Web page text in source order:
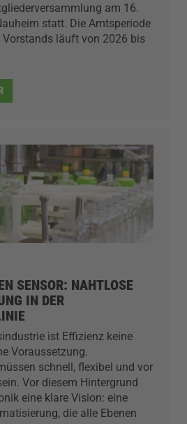
am 16.
statt. Die Amtsperiode
Vorstands läuft von 2026 bis
SENSOR: NAHTLOSE
IN DER
ist Effizienz keine
Voraussetzung.
schnell, flexibel und vor
Vor diesem Hintergrund
eine klare Vision: eine
die alle Ebenen